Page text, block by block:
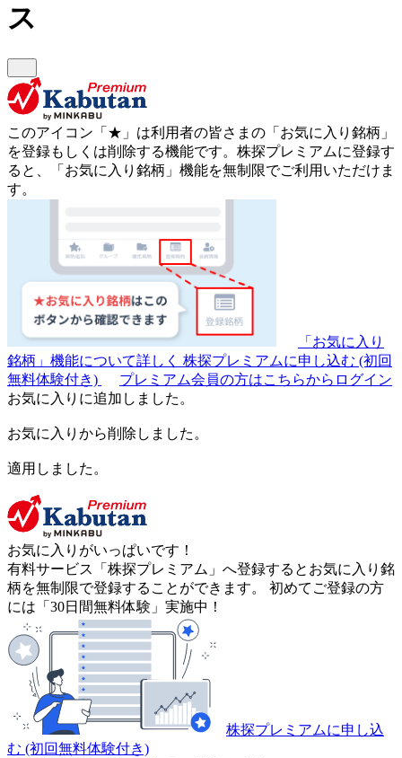
ス
このアイコン 「★」 は利用者の皆さまの 「お気に入り銘柄」
を登録もしくは削除する機能です。 株探プレミアムに登録す
ると、「お気に入り銘柄」機能を無制限でご利用いただけま
す。
「お気に入り
銘柄」機能について詳しく 株探プレミアムに申し込む (初回
無料体験付き)
プレミアム会員の方はこちらからログイン
お気に入りに追加しました。
お気に入りから削除しました。
適用しました。
お気に入りがいっぱいです！
有料サービス「株探プレミアム」へ登録するとお気に入り銘
柄を無制限で登録することができます。 初めてご登録の方
には「30日間無料体験」実施中！
株探プレミアムに申し込
む (初回無料体験付き)